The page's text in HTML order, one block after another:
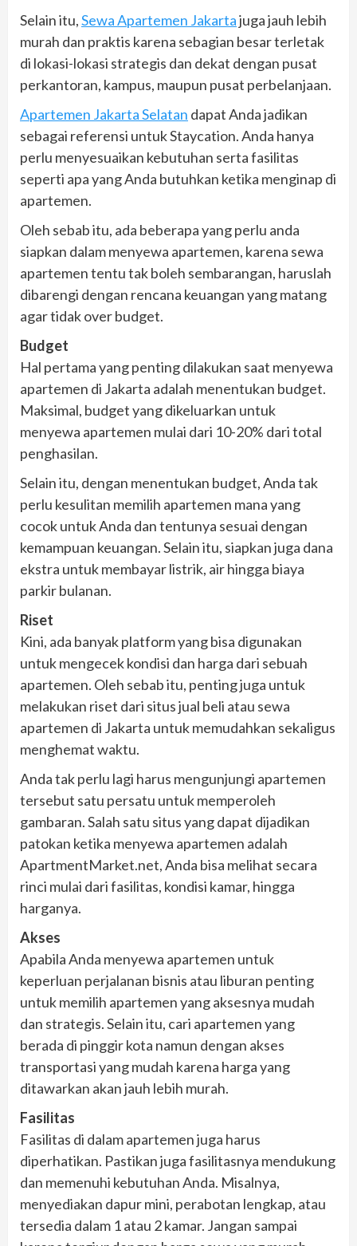
Selain itu,Sewa Apartemen Jakartajuga jauh lebih
murah dan praktis karena sebagian besar terletak
di lokasi-lokasi strategis dan dekat dengan pusat
perkantoran, kampus, maupun pusat perbelanjaan.
Apartemen Jakarta Selatan dapat Anda jadikan
sebagai referensi untuk Staycation. Anda hanya
perlu menyesuaikan kebutuhan serta fasilitas
seperti apa yang Anda butuhkan ketika menginap di
apartemen.
Oleh sebab itu, ada beberapa yang perlu anda
siapkan dalam menyewa apartemen, karena sewa
apartemen tentu tak boleh sembarangan, haruslah
dibarengi dengan rencana keuangan yang matang
agar tidak over budget.
Budget
Hal pertama yang penting dilakukan saat menyewa
apartemen di Jakarta adalah menentukan budget.
Maksimal, budget yang dikeluarkan untuk
menyewa apartemen mulai dari 10-20% dari total
penghasilan.
Selain itu, dengan menentukan budget, Anda tak
perlu kesulitan memilih apartemen mana yang
cocok untuk Anda dan tentunya sesuai dengan
kemampuan keuangan. Selain itu, siapkan juga dana
ekstra untuk membayar listrik, air hingga biaya
parkir bulanan.
Riset
Kini, ada banyak platform yang bisa digunakan
untuk mengecek kondisi dan harga dari sebuah
apartemen. Oleh sebab itu, penting juga untuk
melakukan riset dari situs jual beli atau sewa
apartemen di Jakarta untuk memudahkan sekaligus
menghemat waktu.
Anda tak perlu lagi harus mengunjungi apartemen
tersebut satu persatu untuk memperoleh
gambaran. Salah satu situs yang dapat dijadikan
patokan ketika menyewa apartemen adalah
ApartmentMarket.net, Anda bisa melihat secara
rinci mulai dari fasilitas, kondisi kamar, hingga
harganya.
Akses
Apabila Anda menyewa apartemen untuk
keperluan perjalanan bisnis atau liburan penting
untuk memilih apartemen yang aksesnya mudah
dan strategis. Selain itu, cari apartemen yang
berada di pinggir kota namun dengan akses
transportasi yang mudah karena harga yang
ditawarkan akan jauh lebih murah.
Fasilitas
Fasilitas di dalam apartemen juga harus
diperhatikan. Pastikan juga fasilitasnya mendukung
dan memenuhi kebutuhan Anda. Misalnya,
menyediakan dapur mini, perabotan lengkap, atau
tersedia dalam 1 atau 2 kamar. Jangan sampai